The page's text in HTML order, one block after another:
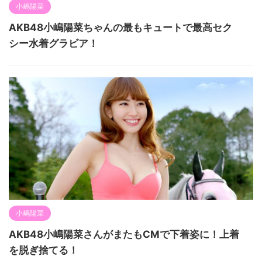
小嶋陽菜
AKB48小嶋陽菜ちゃんの最もキュートで最高セク
シー水着グラビア！
小嶋陽菜
AKB48小嶋陽菜さんがまたもCMで下着姿に！上着
を脱ぎ捨てる！